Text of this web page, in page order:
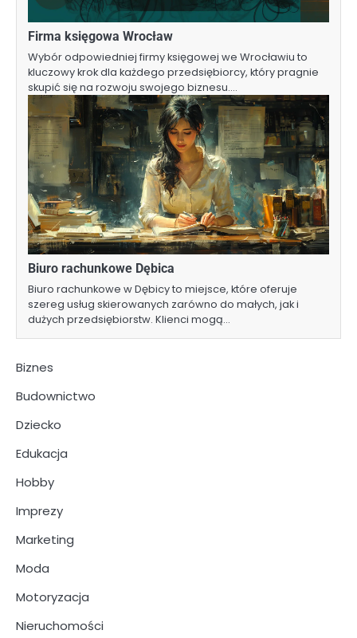
Firma księgowa Wrocław
Wybór odpowiedniej firmy księgowej we Wrocławiu to
kluczowy krok dla każdego przedsiębiorcy, który pragnie
skupić się na rozwoju swojego biznesu.…
Biuro rachunkowe Dębica
Biuro rachunkowe w Dębicy to miejsce, które oferuje
szereg usług skierowanych zarówno do małych, jak i
dużych przedsiębiorstw. Klienci mogą…
Biznes
Budownictwo
Dziecko
Edukacja
Hobby
Imprezy
Marketing
Moda
Motoryzacja
Nieruchomości